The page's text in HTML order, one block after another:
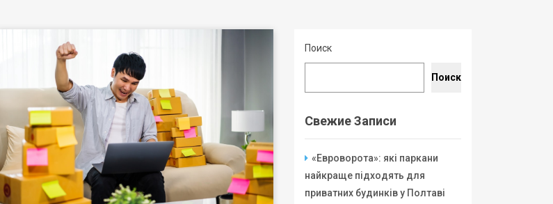
Поиск
Поиск
Свежие Записи
«Евроворота»: які паркани
найкраще підходять для
приватних будинків у Полтаві